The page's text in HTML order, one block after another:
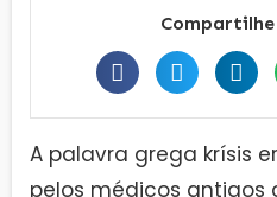
Compartilhe
A palavra grega krísis
pelos médicos antigos